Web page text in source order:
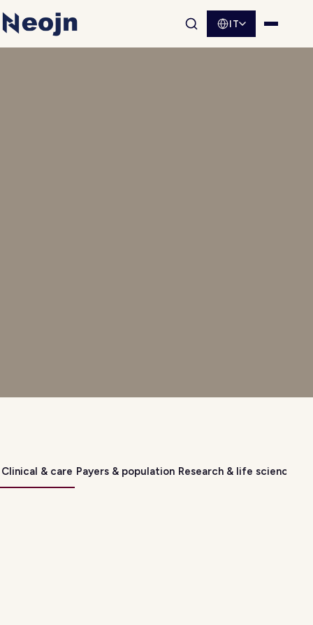
Apri la ricerca nel sito
IT
Clinical & care Payers & population Research & life sciences